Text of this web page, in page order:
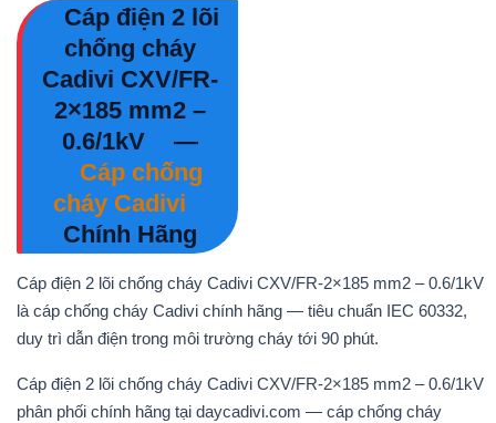
Cáp điện 2 lõi
chống cháy
Cadivi CXV/FR-
2×185 mm2 –
0.6/1kV
—
Cáp chống
cháy Cadivi
Chính Hãng
Cáp điện 2 lõi chống cháy Cadivi CXV/FR-2×185 mm2 – 0.6/1kV
là cáp chống cháy Cadivi chính hãng — tiêu chuẩn IEC 60332,
duy trì dẫn điện trong môi trường cháy tới 90 phút.
Cáp điện 2 lõi chống cháy Cadivi CXV/FR-2×185 mm2 – 0.6/1kV
phân phối chính hãng tại daycadivi.com — cáp chống cháy